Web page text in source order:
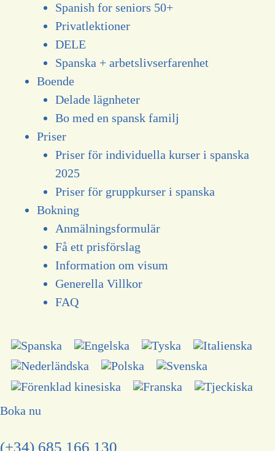
Spanish for seniors 50+
Privatlektioner
DELE
Spanska + arbetslivserfarenhet
Boende
Delade lägnheter
Bo med en spansk familj
Priser
Priser för individuella kurser i spanska
2025
Priser för gruppkurser i spanska
Bokning
Anmälningsformulär
Få ett prisförslag
Information om visum
Generella Villkor
FAQ
Boka nu
(+34) 685 166 130